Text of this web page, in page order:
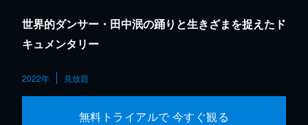
世界的ダンサー・田中泯の踊りと生きざまを捉えたド
キュメンタリー
2022年 見放題
無料トライアルで 今すぐ観る